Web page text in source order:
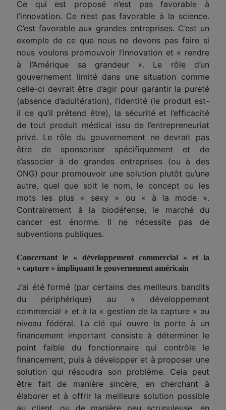
Ce qui est proposé n’est pas favorable à
l’innovation. Cen’est pas favorable à la science.
C’est favorable aux grandes entreprises. C’est un
exemple de ce que nous ne devons pas faire si
nous voulons promouvoir l’innovation et « rendre
à l’Amérique sa grandeur ». Le rôle d’un
gouvernement limité dans une situation comme
celle-ci devrait être d’agir pour garantir la pureté
(absence d’adultération), l’identité (le produit est-
il ce qu’il prétend être), la sécurité et l’efficacité
de tout produit médical issu de l’entrepreneuriat
privé. Le rôle du gouvernement ne devrait pas
être de sponsoriser spécifiquement et de
s’associer à de grandes entreprises (ou à des
ONG) pour promouvoir une solution plutôt qu’une
autre, quel que soit le nom, le concept ou les
mots les plus « sexy » ou « à la mode ».
Contrairement à la biodéfense, le marché du
cancer est énorme. Il ne nécessite pas de
subventions publiques.
Concernant le « développement commercial » et la
« capture » impliquant le gouvernement américain
J’ai été formé (par certains des meilleurs bandits
du périphérique) au « développement
commercial » et à la « gestion de la capture » au
niveau fédéral. La clé qui ouvre la porte à un
financement important consiste à déterminer le
point faible du fonctionnaire qui contrôle le
financement, puis à développer et à proposer une
solution qui résoudra son problème. Cela peut
être fait de manière sincère, en cherchant à
élaborer et à offrir la meilleure solution possible